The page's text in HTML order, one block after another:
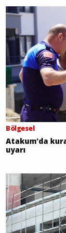
Bölgesel
Atakum’da
uyarı